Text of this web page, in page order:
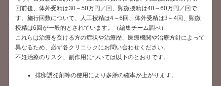
回前後、体外受精は30～50万円／回、顕微授精は40～60万円／回で
す。施行回数について、人工授精は4～6回、体外受精は3～4回、顕微
授精は6回が一般的とされています。（編集チーム調べ）
これらは治療を受ける方の症状や治療歴、医療機関や治療方針によって
異なるため、必ず各クリニックにお問い合わせください。
不妊治療のリスク、副作用については以下のとおりです。
排卵誘発剤等の使用により多胎の確率が上がります。